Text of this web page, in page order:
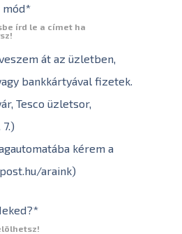
*
írd le a címet ha
át az üzletben,
bankkártyával fizetek.
Tesco üzletsor,
kérem a
araink)
*